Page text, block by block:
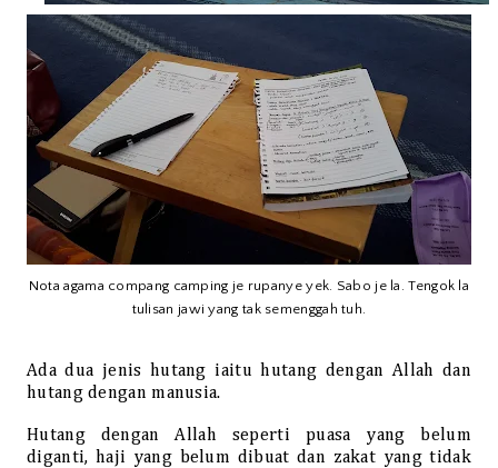
Nota agama compang camping je rupanye yek. Sabo je la. Tengok la
tulisan jawi yang tak semenggah tuh.
Ada dua jenis hutang iaitu hutang dengan Allah dan
hutang dengan manusia.
Hutang dengan Allah seperti puasa yang belum
diganti, haji yang belum dibuat dan zakat yang tidak